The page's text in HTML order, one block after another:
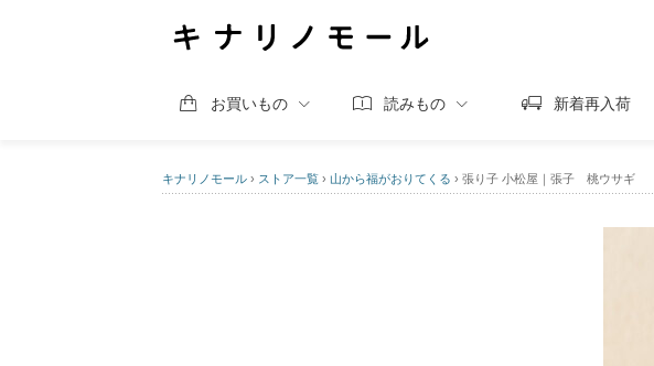
お買いもの 読みもの 新着再入荷
キナリノモール › ストア一覧 › 山から福がおりてくる › 張り子 小松屋｜張子 桃ウサギ